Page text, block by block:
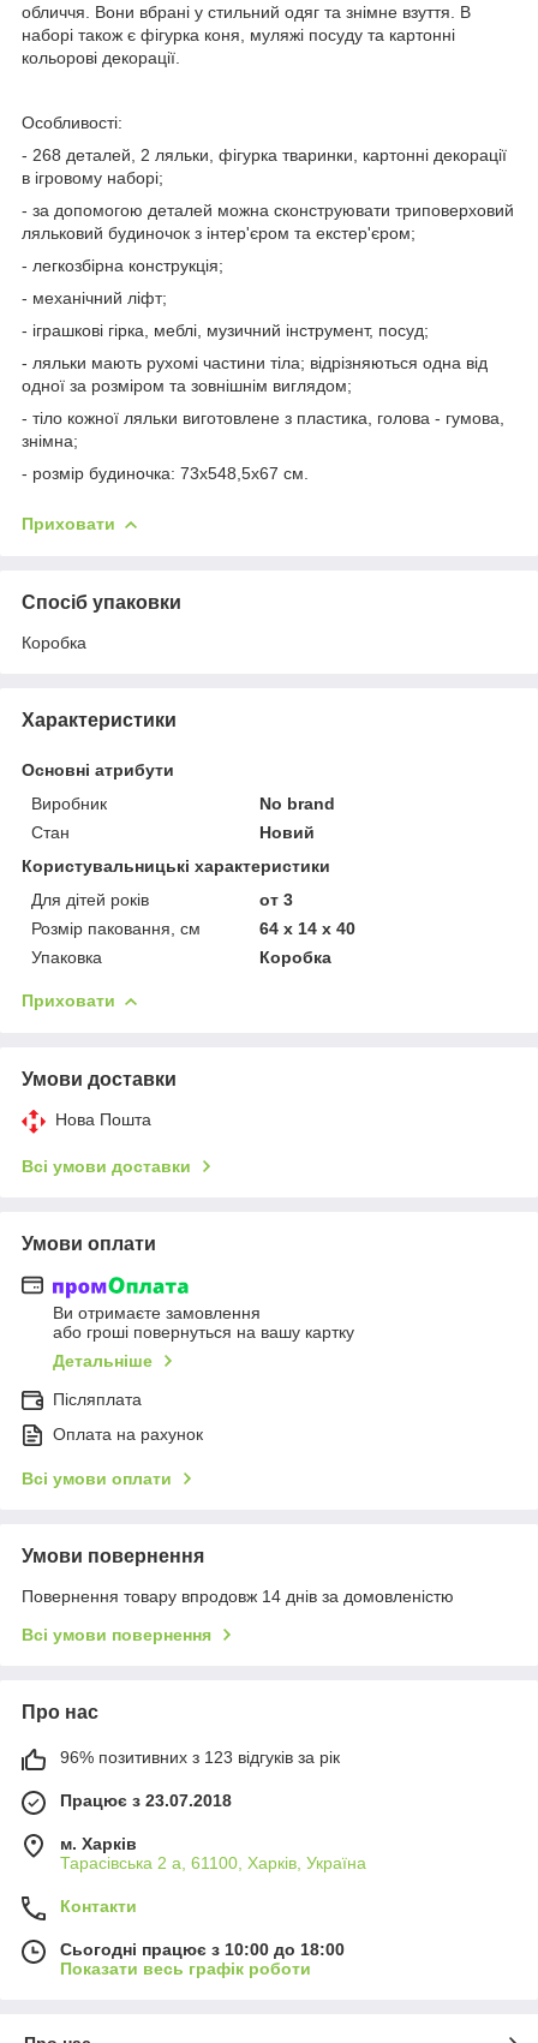
обличчя. Вони вбрані у стильний одяг та знімне взуття. В
наборі також є фігурка коня, муляжі посуду та картонні
кольорові декорації.
Особливості:
- 268 деталей, 2 ляльки, фігурка тваринки, картонні декорації
в ігровому наборі;
- за допомогою деталей можна сконструювати триповерховий
ляльковий будиночок з інтер'єром та екстер'єром;
- легкозбірна конструкція;
- механічний ліфт;
- іграшкові гірка, меблі, музичний інструмент, посуд;
- ляльки мають рухомі частини тіла; відрізняються одна від
одної за розміром та зовнішнім виглядом;
- тіло кожної ляльки виготовлене з пластика, голова - гумова,
знімна;
- розмір будиночка: 73х548,5х67 см.
Приховати
Спосіб упаковки
Коробка
Характеристики
Основні атрибути
Виробник
No brand
Стан
Новий
Користувальницькі характеристики
Для дітей років
от 3
Розмір паковання, см
64 x 14 x 40
Упаковка
Коробка
Приховати
Умови доставки
Нова Пошта
Всі умови доставки
Умови оплати
Ви отримаєте замовлення
або гроші повернуться на вашу картку
Детальніше
Післяплата
Оплата на рахунок
Всі умови оплати
Умови повернення
Повернення товару впродовж 14 днів за домовленістю
Всі умови повернення
Про нас
96% позитивних з 123 відгуків за рік
Працює з 23.07.2018
м. Харків
Тарасівська 2 а, 61100, Харків, Україна
Контакти
Сьогодні працює з 10:00 до 18:00
Показати весь графік роботи